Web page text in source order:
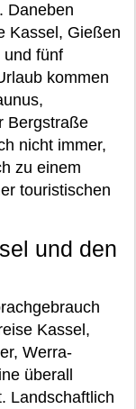
Daneben
Kassel, Gießen
und fünf
kommen
Bergstraße
nicht immer,
zu einem
touristischen
und den
Kassel,
Werra-
überall
Landschaftlich